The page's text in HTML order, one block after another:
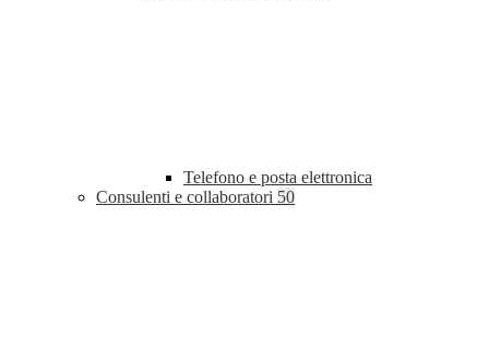
Telefono e posta elettronica
Consulenti e collaboratori 50